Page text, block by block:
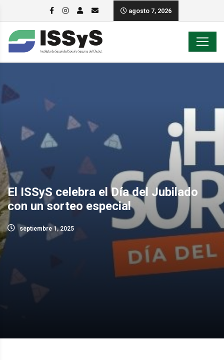
agosto 7, 2026
El ISSyS celebra el Día del Jubilado
con un sorteo especial
septiembre 1, 2025